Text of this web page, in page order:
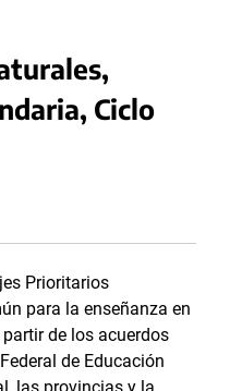
Ciclo
Prioritarios
para la enseñanza en
de los acuerdos
de Educación